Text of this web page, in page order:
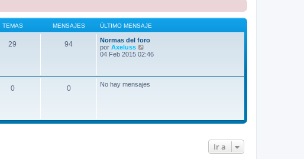
TEMAS MENSAJES ÚLTIMO MENSAJE
29 94
Normas del foro
por Axeluss
e
l
t
i
n
04 Feb 2015 02:46
0 0 No hay mensajes
Ir a